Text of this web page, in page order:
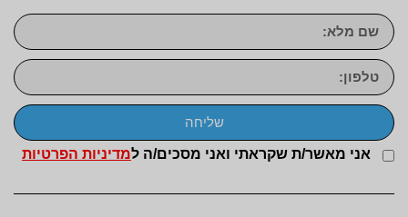
אני מאשר/ת שקראתי ואני מסכים/ה למדיניות הפרטיות
שליחה